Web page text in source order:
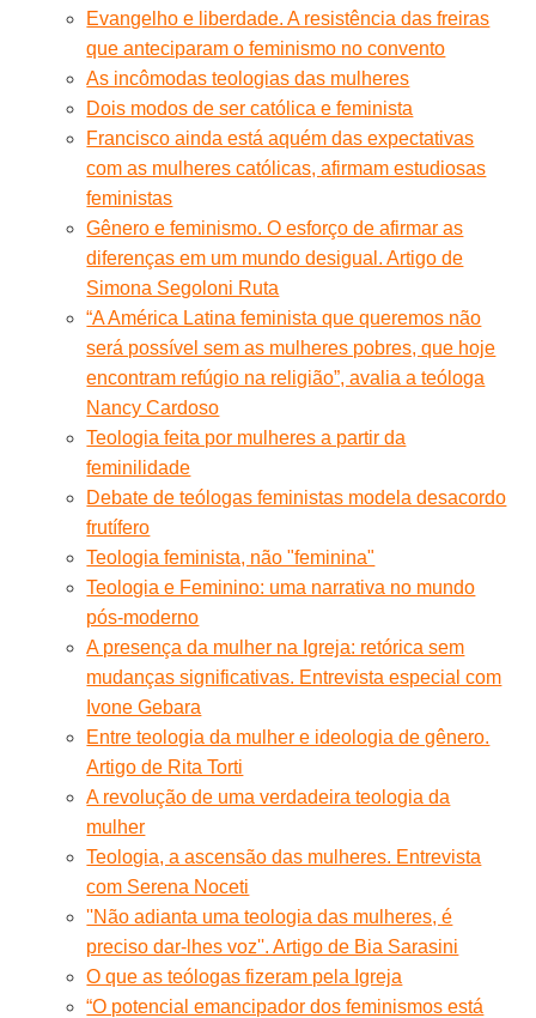
Evangelho e liberdade. A resistência das freiras
que anteciparam o feminismo no convento
As incômodas teologias das mulheres
Dois modos de ser católica e feminista
Francisco ainda está aquém das expectativas
com as mulheres católicas, afirmam estudiosas
feministas
Gênero e feminismo. O esforço de afirmar as
diferenças em um mundo desigual. Artigo de
Simona Segoloni Ruta
“A América Latina feminista que queremos não
será possível sem as mulheres pobres, que hoje
encontram refúgio na religião”, avalia a teóloga
Nancy Cardoso
Teologia feita por mulheres a partir da
feminilidade
Debate de teólogas feministas modela desacordo
frutífero
Teologia feminista, não "feminina"
Teologia e Feminino: uma narrativa no mundo
pós-moderno
A presença da mulher na Igreja: retórica sem
mudanças significativas. Entrevista especial com
Ivone Gebara
Entre teologia da mulher e ideologia de gênero.
Artigo de Rita Torti
A revolução de uma verdadeira teologia da
mulher
Teologia, a ascensão das mulheres. Entrevista
com Serena Noceti
''Não adianta uma teologia das mulheres, é
preciso dar-lhes voz''. Artigo de Bia Sarasini
O que as teólogas fizeram pela Igreja
“O potencial emancipador dos feminismos está